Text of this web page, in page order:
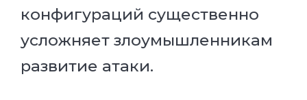
конфигураций существенно
усложняет злоумышленникам
развитие атаки.